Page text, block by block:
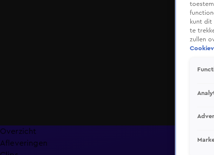
Overzicht
Afleveringen
kunt dit
te
zullen